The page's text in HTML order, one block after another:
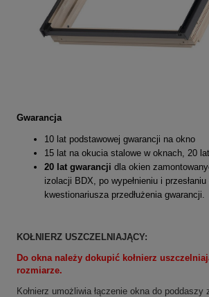
Gwarancja
10 lat podstawowej gwarancji na okno
15 lat na okucia stalowe w oknach, 20
20 lat gwarancji dla okien
izolacji BDX, po wypełnieniu i
kwestionariusza przedłużenia gwarancji.
KOŁNIERZ USZCZELNIAJĄCY:
Do okna należy dokupić kołnierz
rozmiarze.
Kołnierz umożliwia łączenie okna do poddaszy